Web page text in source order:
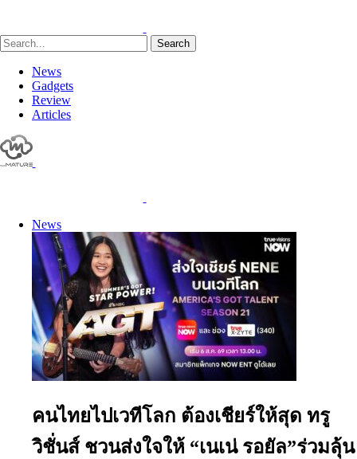
Search
News
Gadgets
Review
Articles
News
คนไทยไปเวทีโลก ต้องเชียร์ให้สุด ทรู
วิชั่นส์ ชวนส่งใจให้ “เนเน่ รอยัล”ร่วมลุ้น